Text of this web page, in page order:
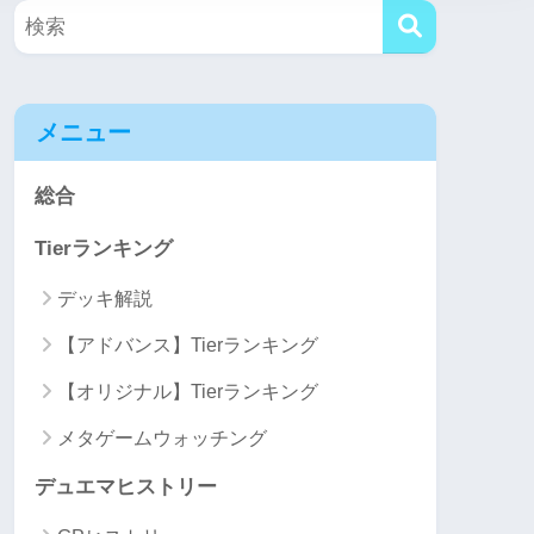
メニュー
総合
Tierランキング
デッキ解説
【アドバンス】Tierランキング
【オリジナル】Tierランキング
メタゲームウォッチング
デュエマヒストリー